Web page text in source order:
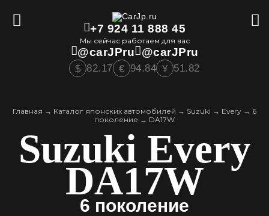
+7 924 11 888 45
Мы сейчас работаем для вас
@carJPru @carJPru
$ 82.17 € 94.84 ¥ 51.82
Главная → Kаталог японских автомобилей → Suzuki → Every → 6
поколение → DA17W
Suzuki Every
DA17W
6 поколение